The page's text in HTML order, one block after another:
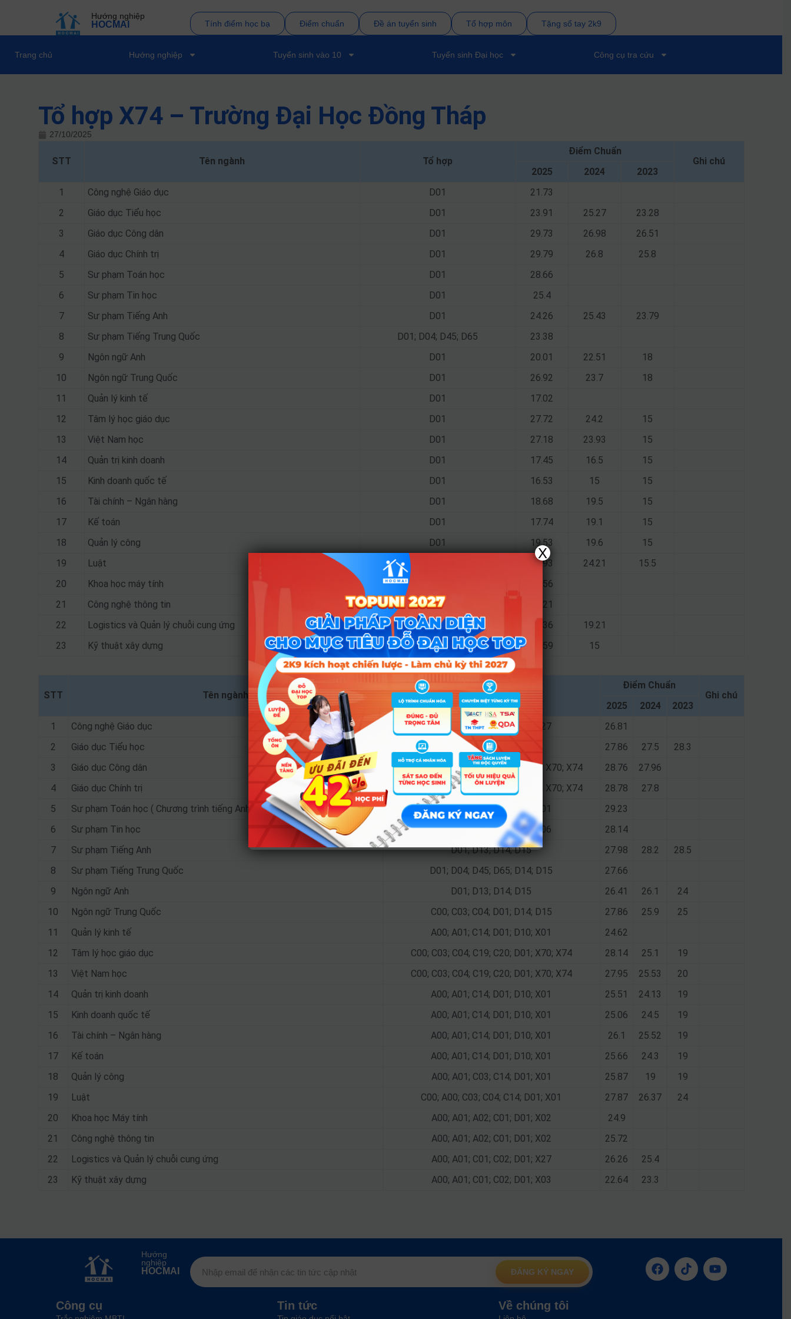
Hướng nghiệp
HOCMAI Tính điểm học bạ Điểm chuẩn Đề án tuyển sinh Tổ hợp môn Tặng sổ tay 2k9
Trang chủ Hướng nghiệp Tuyển sinh vào 10 Tuyển sinh Đại học Công cụ tra cứu
Tổ hợp X74 – Trường Đại Học Đồng Tháp
27/10/2025
STT Tên ngành Tổ hợp
Điểm Chuẩn
Ghi chú
2025
2024
2023
1
Công nghệ Giáo dục D01
21.73
2
Giáo dục Tiểu học D01 23.91 25.27
23.28
3
Giáo dục Công dân D01 29.73 26.98
26.51
4
Giáo dục Chính trị D01 29.79 26.8
25.8
5
Sư phạm Toán học D01
28.66
6
Sư phạm Tin học D01
25.4
7
Sư phạm Tiếng Anh D01 24.26 25.43
23.79
8
Sư phạm Tiếng Trung Quốc D01; D04; D45; D65
23.38
9
Ngôn ngữ Anh D01 20.01 22.51
18
10
Ngôn ngữ Trung Quốc D01 26.92 23.7
18
11
Quản lý kinh tế D01
17.02
12
Tâm lý học giáo dục D01 27.72 24.2
15
13
Việt Nam học D01 27.18 23.93
15
14
Quản trị kinh doanh D01 17.45 16.5
15
15
Kinh doanh quốc tế D01 16.53 15
15
16
Tài chính – Ngân hàng D01 18.68 19.5
15
17
Kế toán D01 17.74 19.1
15
18
Quản lý công D01 19.53 19.6
15
19
Luật 26.93 24.21
15.5
20
Khoa học máy tính
17.56
21
Công nghệ thông tin D01
19.21
22
Logistics và Quản lý chuỗi cung ứng D01 20.36
19.21
23
Kỹ thuật xây dựng D01 16.59 15
STT Tên ngành Tổ hợp
Điểm Chuẩn
Ghi chú
2025
2024
2023
1
Công nghệ Giáo dục A00; C01; D01; X03; X26; X27
26.81
2
Giáo dục Tiểu học D01; C01; C03; C04; B03 27.86 27.5
28.3
3
Giáo dục Công dân C00; C14; C19; C20; D01; D14; X01; X70; X74 28.76
27.96
4
Giáo dục Chính trị C00; C14; C19; C20; D01; D14; X01; X70; X74 28.78
27.8
5
Sư phạm Toán học ( Chương trình tiếng Anh; Chương trình đại trà) A00; A01; A02; C01; C02; D01
29.23
6
Sư phạm Tin học A00; A01; C01; D01; X02; X06
28.14
7
Sư phạm Tiếng Anh D01; D13; D14; D15 27.98 28.2
28.5
8
Sư phạm Tiếng Trung Quốc D01; D04; D45; D65; D14; D15
27.66
9
Ngôn ngữ Anh D01; D13; D14; D15 26.41 26.1
24
10
Ngôn ngữ Trung Quốc C00; C03; C04; D01; D14; D15 27.86 25.9
25
11
Quản lý kinh tế A00; A01; C14; D01; D10; X01
24.62
12
Tâm lý học giáo dục C00; C03; C04; C19; C20; D01; X70; X74 28.14 25.1
19
13
Việt Nam học C00; C03; C04; C19; C20; D01; X70; X74 27.95 25.53
20
14
Quản trị kinh doanh A00; A01; C14; D01; D10; X01 25.51 24.13
19
15
Kinh doanh quốc tế A00; A01; C14; D01; D10; X01 25.06 24.5
19
16
Tài chính – Ngân hàng A00; A01; C14; D01; D10; X01 26.1 25.52
19
17
Kế toán A00; A01; C14; D01; D10; X01 25.66 24.3
19
18
Quản lý công A00; A01; C03; C14; D01; X01 25.87 19
19
19
Luật C00; A00; C03; C04; C14; D01; X01 27.87 26.37
24
20
Khoa học Máy tính A00; A01; A02; C01; D01; X02
24.9
21
Công nghệ thông tin A00; A01; A02; C01; D01; X02
25.72
22
Logistics và Quản lý chuỗi cung ứng A00; A01; C01; C02; D01; X27 26.26
25.4
23
Kỹ thuật xây dựng A00; A01; C01; C02; D01; X03 22.64 23.3
Hướng
nghiệp
HOCMAI ĐĂNG KÝ NGAY
Công cụ Tin tức Về chúng tôi
X